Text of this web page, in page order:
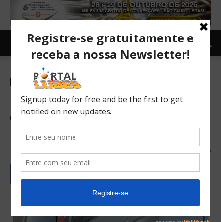
Combustíveis Notícias
Postos em SP vendiam
etanol com mais de 90% de
metanol
23/02/2017 267